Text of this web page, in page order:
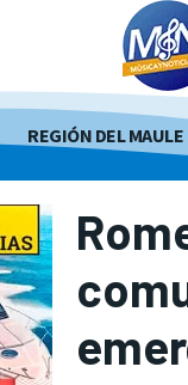
REGIÓN DEL MAULE